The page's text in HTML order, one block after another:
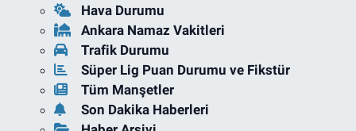
Hava Durumu
Ankara Namaz Vakitleri
Trafik Durumu
Süper Lig Puan Durumu ve Fikstür
Tüm Manşetler
Son Dakika Haberleri